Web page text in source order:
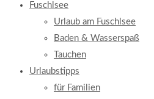
Fuschlsee
Urlaub am Fuschlsee
Baden & Wasserspaß
Tauchen
Urlaubstipps
für Familien